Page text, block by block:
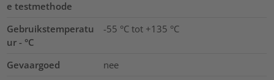
e testmethode
Gebruikstemperatu
ur - °C
-55 °C tot +135 °C
Gevaargoed
nee